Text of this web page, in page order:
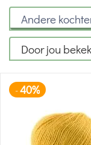
Andere
Door jou
-40%